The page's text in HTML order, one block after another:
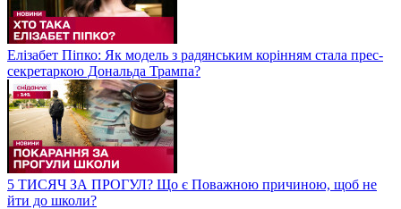
Елізабет Піпко: Як модель з радянським корінням стала прес-
секретаркою Дональда Трампа?
5 ТИСЯЧ ЗА ПРОГУЛ? Що є Поважною причиною, щоб не
йти до школи?